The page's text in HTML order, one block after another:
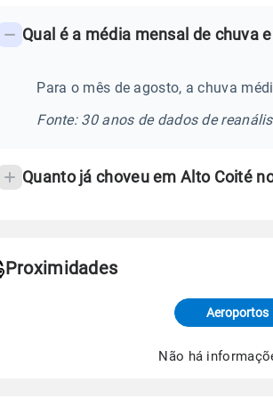
Qual é a média mensal de chuva
Para o mês de agosto, a chuva
Fonte: 30 anos de dados de
Quanto já choveu em Alto Coité
de Tempo e Estudos Climáticos
Proximidades
Aeroportos
Não há